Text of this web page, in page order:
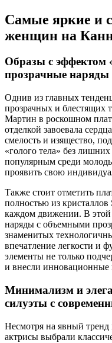
Самые яркие и
женщин на
Образы с эффектом
прозрачные наряды
Однив из главных
прозрачных и блестящих
Мартин в роскошном
отделкой завоевала
смелость и изящество,
«голого тела» без
популярным среди
проявить свою
Также стоит отметить
полностью из
каждом движении. В этой
наряды с объемными
знаменитых
впечатление легкости и
элементы не только
и внесли инновационные
Минимализм и
силуэты с
Несмотря на явный
актрисы выбрали